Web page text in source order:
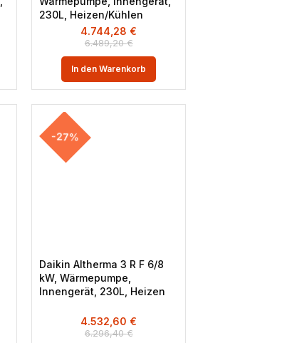
230L, Heizen/Kühlen
6.489,20€
4.744,28 €
In den Warenkorb
-27%
Daikin Altherma 3 R F 6/8
kW, Wärmepumpe,
Innengerät, 230L, Heizen
6.296,40€
4.532,60 €